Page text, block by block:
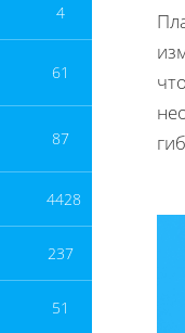
4
61
87
4428
237
51